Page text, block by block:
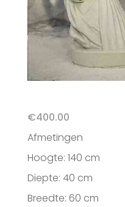
€400.00
Afmetingen
Hoogte: 140 cm
Diepte: 40 cm
Breedte: 60 cm